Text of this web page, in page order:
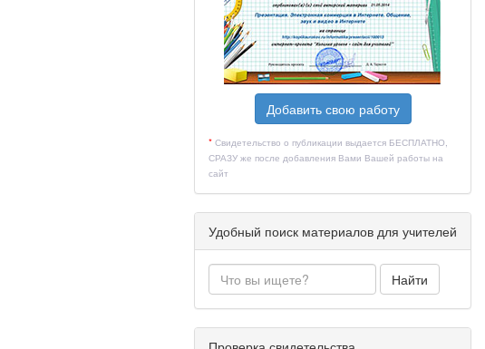
Добавить свою работу
* Свидетельство о публикации выдается БЕСПЛАТНО,
СРАЗУ же после добавления Вами Вашей работы на
сайт
Удобный поиск материалов для учителей
Найти